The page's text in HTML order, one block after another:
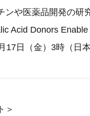
ンや医薬品開発の研
Acid Donors
17日（金）3時（日
＞